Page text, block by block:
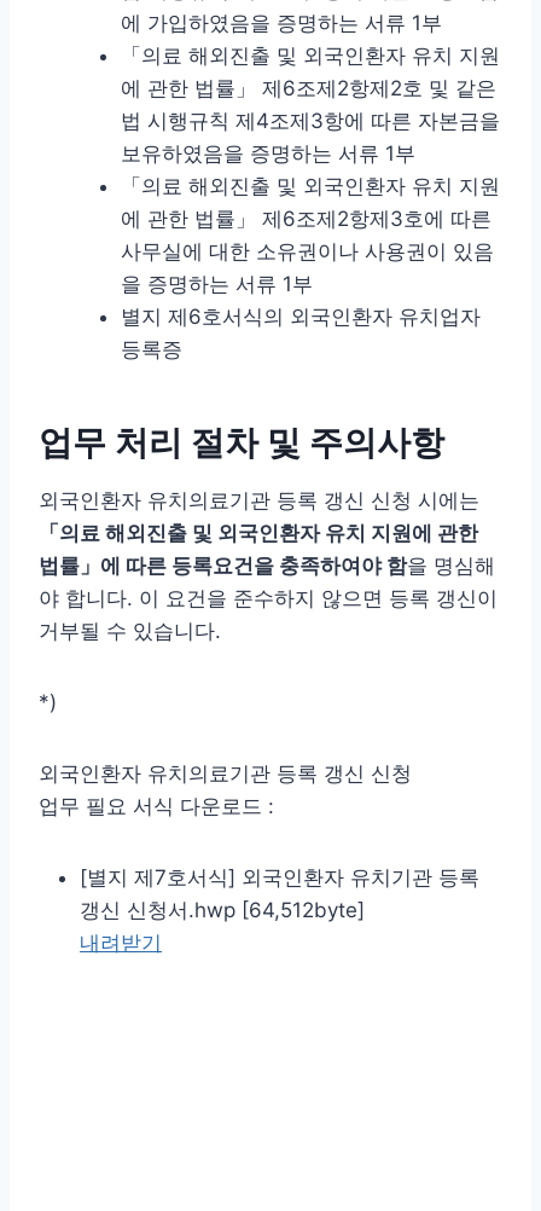
에 가입하였음을 증명하는 서류 1부
「의료 해외진출 및 외국인환자 유치 지원
에 관한 법률」 제6조제2항제2호 및 같은
법 시행규칙 제4조제3항에 따른 자본금을
보유하였음을 증명하는 서류 1부
「의료 해외진출 및 외국인환자 유치 지원
에 관한 법률」 제6조제2항제3호에 따른
사무실에 대한 소유권이나 사용권이 있음
을 증명하는 서류 1부
별지 제6호서식의 외국인환자 유치업자
등록증
업무 처리 절차 및 주의사항
외국인환자 유치의료기관 등록 갱신 신청 시에는
「의료 해외진출 및 외국인환자 유치 지원에 관한
법률」에 따른 등록요건을 충족하여야 함을 명심해
야 합니다. 이 요건을 준수하지 않으면 등록 갱신이
거부될 수 있습니다.
*)
외국인환자 유치의료기관 등록 갱신 신청
업무 필요 서식 다운로드 :
[별지 제7호서식] 외국인환자 유치기관 등록
갱신 신청서.hwp [64,512byte]
내려받기